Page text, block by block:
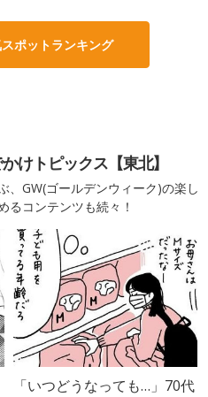
ポットランキング
けトピックス【東北】
、GW(ゴールデンウィーク)の楽し
るコンテンツも続々！
「いつどうなっても…」70代